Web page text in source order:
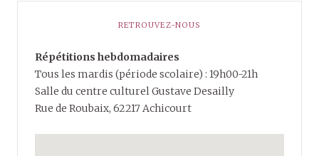
RETROUVEZ-NOUS
Répétitions hebdomadaires
Tous les mardis (période scolaire) : 19h00-21h
Salle du centre culturel Gustave Desailly
Rue de Roubaix, 62217 Achicourt